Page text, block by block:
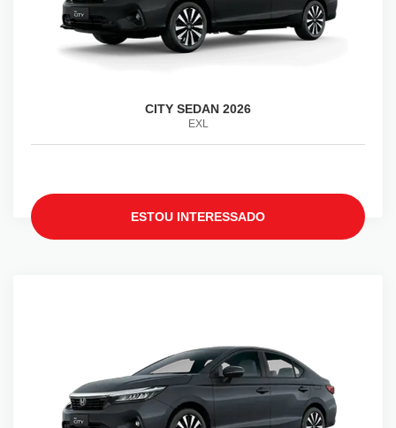
CITY SEDAN 2026
EXL
ESTOU INTERESSADO